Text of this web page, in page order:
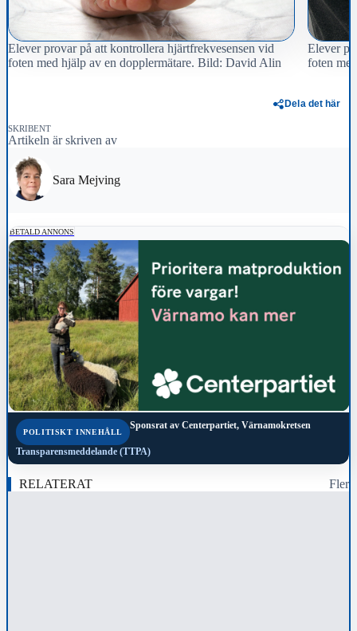
Elever provar på att kontrollera hjärtfrekvesensen vid
foten med hjälp av en dopplermätare. Bild: David Alin
Elever
foten
Dela det här
SKRIBENT
Artikeln är skriven av
Sara Mejving
BETALD ANNONS
POLITISKT INNEHÅLL
Sponsrat av Centerpartiet, Värnamokretsen
Transparensmeddelande (TTPA)
RELATERAT Fler